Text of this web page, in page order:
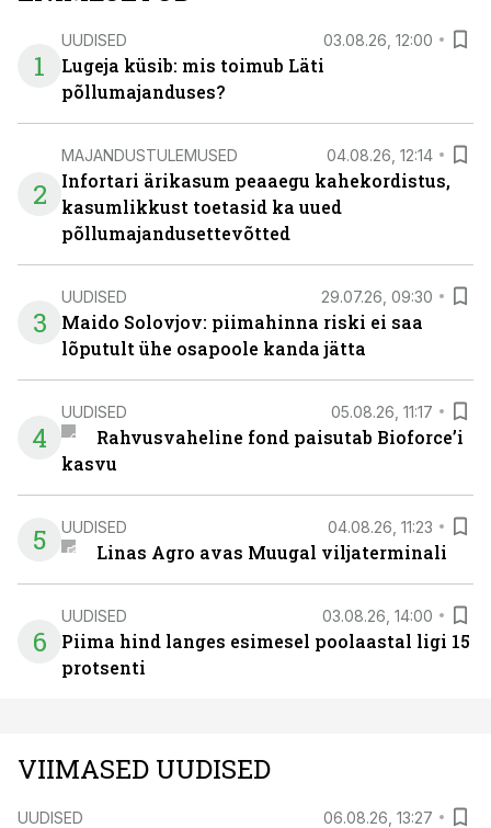
1
UUDISED 03.08.26, 12:00
Lugeja küsib: mis toimub Läti
põllumajanduses?
2
MAJANDUSTULEMUSED 04.08.26, 12:14
Infortari ärikasum peaaegu kahekordistus,
kasumlikkust toetasid ka uued
põllumajandusettevõtted
3
UUDISED 29.07.26, 09:30
Maido Solovjov: piimahinna riski ei saa
lõputult ühe osapoole kanda jätta
4
UUDISED 05.08.26, 11:17
Rahvusvaheline fond paisutab Bioforce’i
kasvu
5 UUDISED 04.08.26, 11:23
Linas Agro avas Muugal viljaterminali
6
UUDISED 03.08.26, 14:00
Piima hind langes esimesel poolaastal ligi 15
protsenti
VIIMASED UUDISED
UUDISED 06.08.26, 13:27